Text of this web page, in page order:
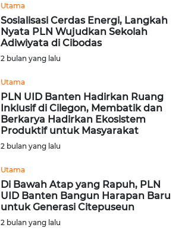
Utama
Sosialisasi Cerdas Energi, Langkah
Nyata PLN Wujudkan Sekolah
Adiwiyata di Cibodas
2 bulan yang lalu
Utama
PLN UID Banten Hadirkan Ruang
Inklusif di Cilegon, Membatik dan
Berkarya Hadirkan Ekosistem
Produktif untuk Masyarakat
2 bulan yang lalu
Utama
Di Bawah Atap yang Rapuh, PLN
UID Banten Bangun Harapan Baru
untuk Generasi Citepuseun
2 bulan yang lalu